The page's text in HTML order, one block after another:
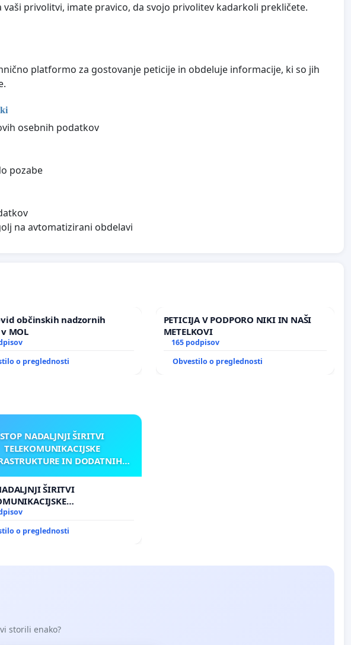
privolitvi, imate pravico, da svojo privolitev kadarkoli prekličete.
platformo za gostovanje peticije in obdeluje informacije, ki so jih
osebnih podatkov
pozabe
na avtomatizirani obdelavi
občinskih nadzornih
MOL
o preglednosti
PETICIJA V PODPORO NIKI IN NAŠI
METELKOVI
165 podpisov
Obvestilo o preglednosti
STOP NADALJNJI ŠIRITVI
TELEKOMUNIKACIJSKE
IN DODATNIH
ŠIRITVI
IN DODATNIH
o preglednosti
storili enako?